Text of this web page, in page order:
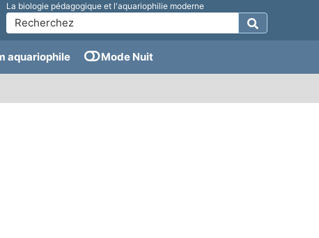
La biologie pédagogique et l'aquariophilie moderne
aquariophile Mode Nuit